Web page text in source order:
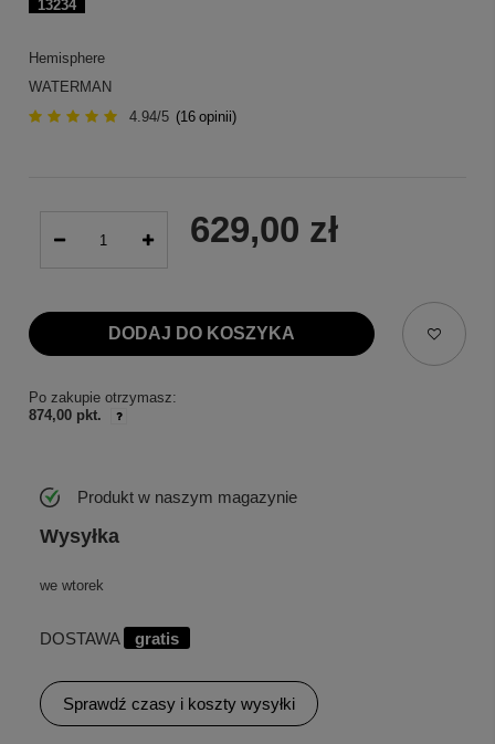
13234
Hemisphere
WATERMAN
4.94/5 (16 opinii)
629,00 zł
DODAJ DO KOSZYKA
Po zakupie otrzymasz:
874,00 pkt.
Produkt w naszym magazynie
Wysyłka
we wtorek
DOSTAWA gratis
Sprawdź czasy i koszty wysyłki